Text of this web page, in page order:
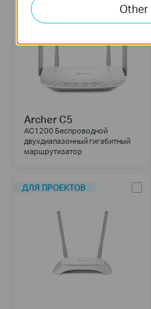
Archer C5
AC1200 Беспроводной
двухдиапазонный гигабитный
маршрутизатор
ДЛЯ ПРОЕКТОВ